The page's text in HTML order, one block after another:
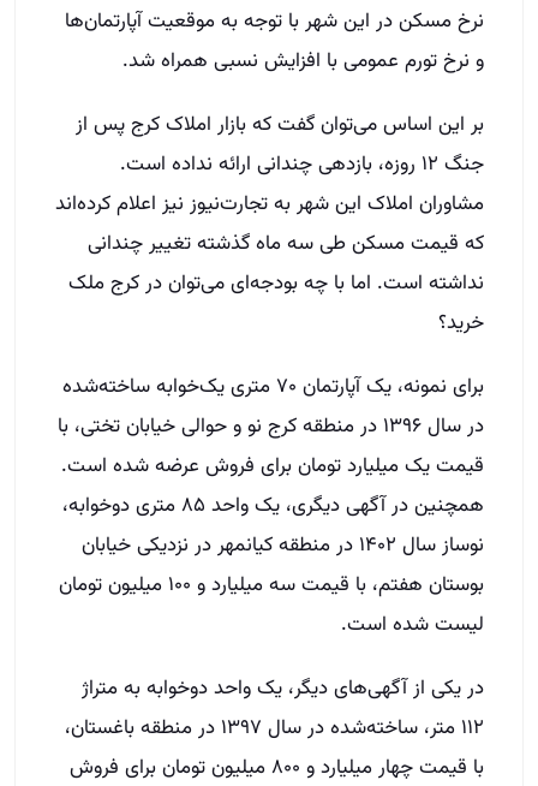
نرخ مسکن در این شهر با توجه به موقعیت آپارتمان‌ها
و نرخ تورم عمومی با افزایش نسبی همراه شد.
بر این اساس می‌توان گفت که بازار املاک کرج پس از
جنگ ۱۲ روزه، بازدهی چندانی ارائه نداده است.
مشاوران املاک این شهر به تجارت‌نیوز نیز اعلام کرده‌اند
که قیمت مسکن طی سه ماه گذشته تغییر چندانی
نداشته است. اما با چه بودجه‌ای می‌توان در کرج ملک
خرید؟
برای نمونه، یک آپارتمان ۷۰ متری یک‌خوابه ساخته‌شده
در سال ۱۳۹۶ در منطقه کرج نو و حوالی خیابان تختی، با
قیمت یک میلیارد تومان برای فروش عرضه شده است.
همچنین در آگهی دیگری، یک واحد ۸۵ متری دوخوابه،
نوساز سال ۱۴۰۲ در منطقه کیانمهر در نزدیکی خیابان
بوستان هفتم، با قیمت سه میلیارد و ۱۰۰ میلیون تومان
لیست شده است.
در یکی از آگهی‌های دیگر، یک واحد دوخوابه به متراژ
۱۱۲ متر، ساخته‌شده در سال ۱۳۹۷ در منطقه باغستان،
با قیمت چهار میلیارد و ۸۰۰ میلیون تومان برای فروش